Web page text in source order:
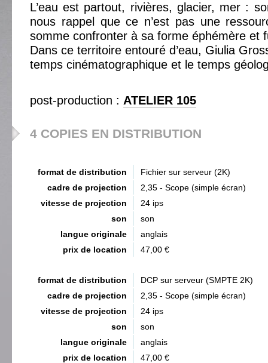
L’eau est partout, rivières, glacier, mer :
nous rappel que ce n’est pas une
somme confronter à sa forme éphémère et
Dans ce territoire entouré d’eau, Giulia
temps cinématographique et le temps
post-production : ATELIER 105
4 COPIES EN DISTRIBUTION
format de distribution
Fichier sur serveur (2K)
cadre de projection
2,35 - Scope (simple écran)
vitesse de projection
24 ips
son
son
langue originale
anglais
prix de location
47,00 €
format de distribution
DCP sur serveur (SMPTE 2K)
cadre de projection
2,35 - Scope (simple écran)
vitesse de projection
24 ips
son
son
langue originale
anglais
prix de location
47,00 €